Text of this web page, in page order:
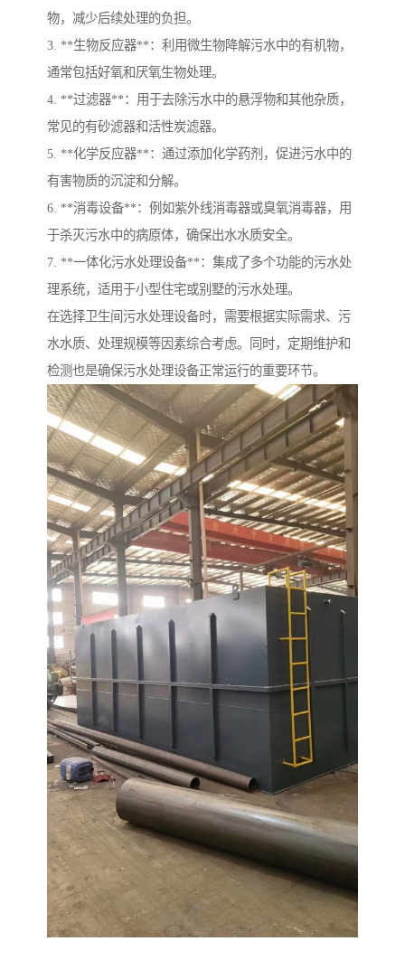
物，减少后续处理的负担。
3. **生物反应器**：利用微生物降解污水中的有机物，
通常包括好氧和厌氧生物处理。
4. **过滤器**：用于去除污水中的悬浮物和其他杂质，
常见的有砂滤器和活性炭滤器。
5. **化学反应器**：通过添加化学药剂，促进污水中的
有害物质的沉淀和分解。
6. **消毒设备**：例如紫外线消毒器或臭氧消毒器，用
于杀灭污水中的病原体，确保出水水质安全。
7. **一体化污水处理设备**：集成了多个功能的污水处
理系统，适用于小型住宅或别墅的污水处理。
在选择卫生间污水处理设备时，需要根据实际需求、污
水水质、处理规模等因素综合考虑。同时，定期维护和
检测也是确保污水处理设备正常运行的重要环节。